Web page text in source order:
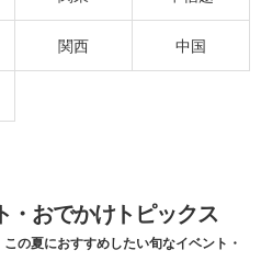
関西 中国
・おでかけトピックス
の夏におすすめしたい旬なイベント・